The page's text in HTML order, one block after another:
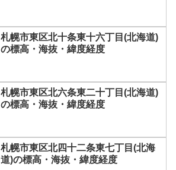
札幌市東区北十条東十六丁目(北海道)
の標高・海抜・緯度経度
札幌市東区北六条東二十丁目(北海道)
の標高・海抜・緯度経度
札幌市東区北四十二条東七丁目(北海
道)の標高・海抜・緯度経度